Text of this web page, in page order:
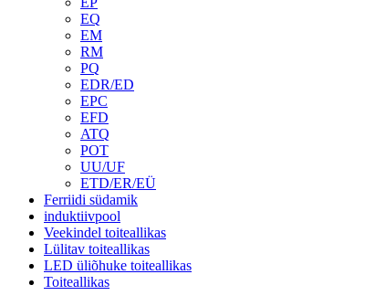
EQ
EM
RM
PQ
EDR/ED
EPC
EFD
ATQ
POT
UU/UF
ETD/ER/EÜ
Ferriidi südamik
induktiivpool
Veekindel toiteallikas
Lülitav toiteallikas
LED üliõhuke toiteallikas
Toiteallikas